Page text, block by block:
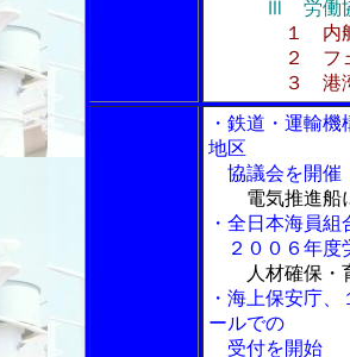
Ⅲ 労働
１ 内
２ フェリ
３ 港湾
・鉄道・運輸
地区
協議会を開催
電気推進船
・全日本海員
２００６年度
人材確保・
・海上保安庁
ールでの
受付を開始